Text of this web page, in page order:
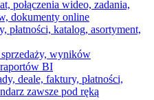
połączenia wideo, zadania,
dokumenty online
płatności, katalog, asortyment,
wyników
BI
deale, faktury, płatności,
zawsze pod ręką